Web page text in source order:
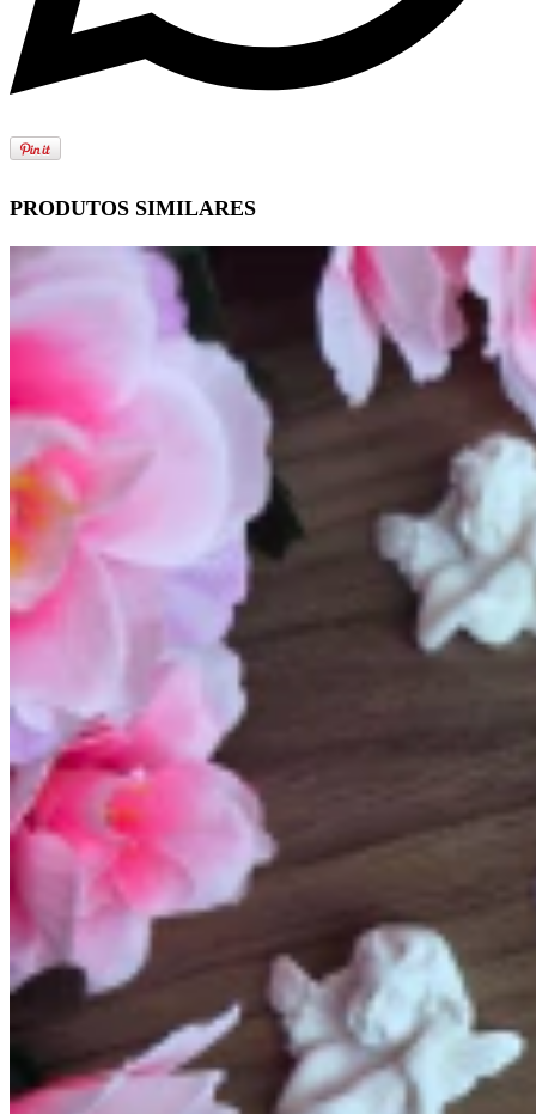
PRODUTOS SIMILARES